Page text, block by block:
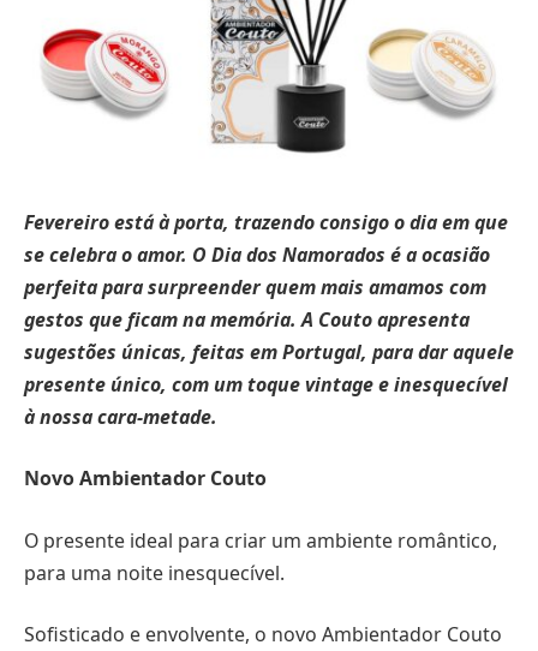
Fevereiro está à porta, trazendo consigo o dia em que
se celebra o amor. O Dia dos Namorados é a ocasião
perfeita para surpreender quem mais amamos com
gestos que ficam na memória. A Couto apresenta
sugestões únicas, feitas em Portugal, para dar aquele
presente único, com um toque vintage e inesquecível
à nossa cara-metade.
Novo Ambientador Couto
O presente ideal para criar um ambiente romântico,
para uma noite inesquecível.
Sofisticado e envolvente, o novo Ambientador Couto